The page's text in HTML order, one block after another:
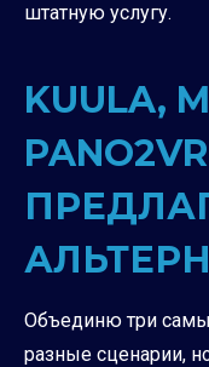
штатную услугу.
KUULA,
Объединю три
разные сценарии,